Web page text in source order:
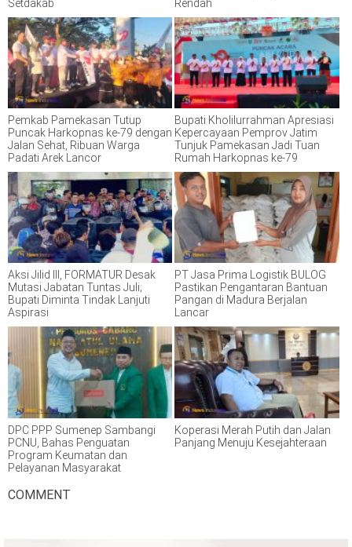
Setdakab
Rendah
Pemkab Pamekasan Tutup
Puncak Harkopnas ke-79 dengan
Jalan Sehat, Ribuan Warga
Padati Arek Lancor
Bupati Kholilurrahman Apresiasi
Kepercayaan Pemprov Jatim
Tunjuk Pamekasan Jadi Tuan
Rumah Harkopnas ke-79
Aksi Jilid III, FORMATUR Desak
Mutasi Jabatan Tuntas Juli;
Bupati Diminta Tindak Lanjuti
Aspirasi
PT Jasa Prima Logistik BULOG
Pastikan Pengantaran Bantuan
Pangan di Madura Berjalan
Lancar
DPC PPP Sumenep Sambangi
PCNU, Bahas Penguatan
Program Keumatan dan
Pelayanan Masyarakat
Koperasi Merah Putih dan Jalan
Panjang Menuju Kesejahteraan
COMMENT